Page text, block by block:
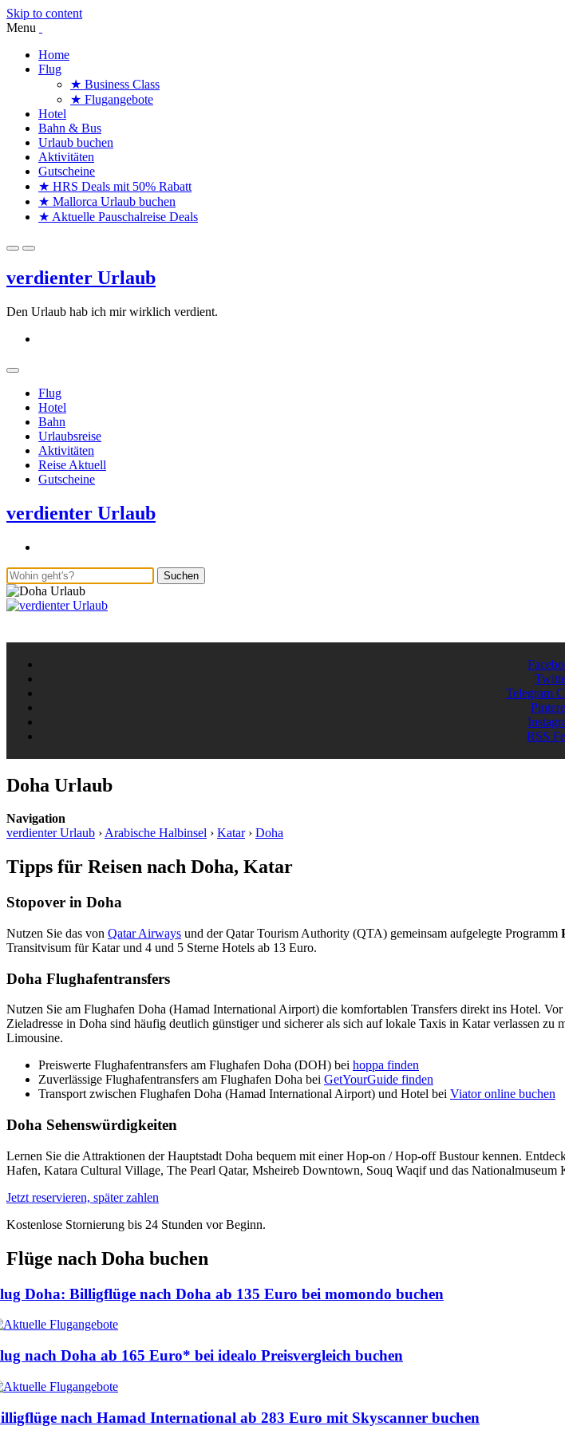
Skip to content
Menu
Home
Flug
★ Business Class
★ Flugangebote
Hotel
Bahn & Bus
Urlaub buchen
Aktivitäten
Gutscheine
★ HRS Deals mit 50% Rabatt
★ Mallorca Urlaub buchen
★ Aktuelle Pauschalreise Deals
verdienter Urlaub
Den Urlaub hab ich mir wirklich verdient.
Flug
Hotel
Bahn
Urlaubsreise
Aktivitäten
Reise Aktuell
Gutscheine
verdienter Urlaub
Suchen
Telegram
RSS
Doha Urlaub
Navigation
verdienter Urlaub ›Arabische Halbinsel › Katar› Doha
Tipps für Reisen nach Doha, Katar
Stopover in Doha
Nutzen Sie das von Qatar Airways und der Qatar Tourism Authority (QTA) gemeinsam aufgelegte Programm
Transitvisum für Katar und 4 und 5 Sterne Hotels ab 13 Euro.
Doha Flughafentransfers
Nutzen Sie am Flughafen Doha (Hamad International Airport) die komfortablen Transfers direkt ins Hotel.
Zieladresse in Doha sind häufig deutlich günstiger und sicherer als sich auf lokale Taxis in Katar verlassen
Limousine.
Preiswerte Flughafentransfers am Flughafen Doha (DOH) bei hoppa finden
Zuverlässige Flughafentransfers am Flughafen Doha bei GetYourGuide finden
Transport zwischen Flughafen Doha (Hamad International Airport) und Hotel bei Viator online buchen
Doha Sehenswürdigkeiten
Lernen Sie die Attraktionen der Hauptstadt Doha bequem mit einer Hop-on / Hop-off Bustour kennen.
Hafen, Katara Cultural Village, The Pearl Qatar, Msheireb Downtown, Souq Waqif und das
Jetzt reservieren, später zahlen
Kostenlose Stornierung bis 24 Stunden vor Beginn.
Flüge nach Doha buchen
Doha: Billigflüge nach Doha ab 135 Euro bei momondo buchen
nach Doha ab 165 Euro* bei idealo Preisvergleich buchen
nach Hamad International ab 283 Euro mit Skyscanner buchen